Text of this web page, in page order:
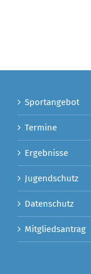
Sportangebot
Termine
Ergebnisse
Jugendschutz
Datenschutz
Mitgliedsantrag